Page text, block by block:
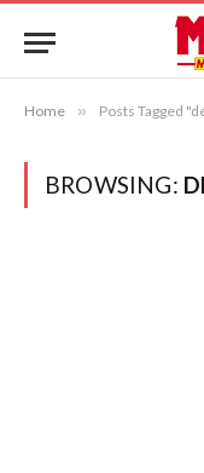
Home » Posts Tagged
BROWSING: